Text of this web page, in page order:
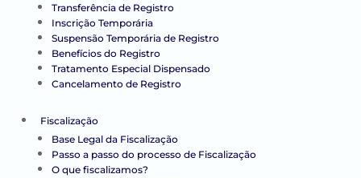
Transferência de Registro
Inscrição Temporária
Suspensão Temporária de Registro
Benefícios do Registro
Tratamento Especial Dispensado
Cancelamento de Registro
Fiscalização
Base Legal da Fiscalização
Passo a passo do processo de Fiscalização
O que fiscalizamos?